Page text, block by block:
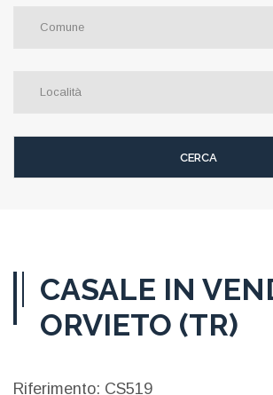
CASALE IN
ORVIETO (TR)
Riferimento: CS519